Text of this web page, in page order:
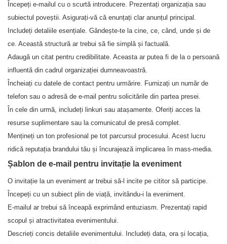
Începeți e-mailul cu o scurtă introducere. Prezentați organizația sau
subiectul poveștii. Asigurați-vă că enunțați clar anunțul principal.
Includeți detaliile esențiale. Gândește-te la cine, ce, când, unde și de
ce. Această structură ar trebui să fie simplă și factuală.
Adaugă un citat pentru credibilitate. Aceasta ar putea fi de la o persoană
influentă din cadrul organizației dumneavoastră.
Încheiați cu datele de contact pentru urmărire. Furnizați un număr de
telefon sau o adresă de e-mail pentru solicitările din partea presei.
În cele din urmă, includeți linkuri sau atașamente. Oferiți acces la
resurse suplimentare sau la comunicatul de presă complet.
Mențineți un ton profesional pe tot parcursul procesului. Acest lucru
ridică reputația brandului tău și încurajează implicarea în mass-media.
Șablon de e-mail pentru invitație la eveniment
O invitație la un eveniment ar trebui să-l incite pe cititor să participe.
Începeți cu un subiect plin de viață, invitându-i la eveniment.
E-mailul ar trebui să înceapă exprimând entuziasm. Prezentați rapid
scopul și atractivitatea evenimentului.
Descrieți concis detaliile evenimentului. Includeți data, ora și locația,